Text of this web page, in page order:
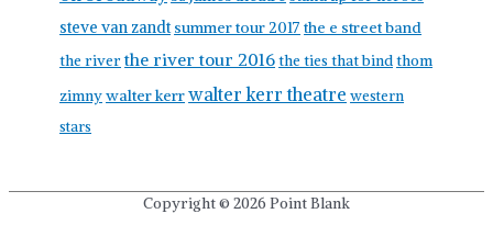
steve van zandt summer tour 2017 the e street band
the riverthe river tour 2016the ties that bindthom
zimnywalter kerrwalter kerr theatre western
stars
Copyright © 2026 Point Blank